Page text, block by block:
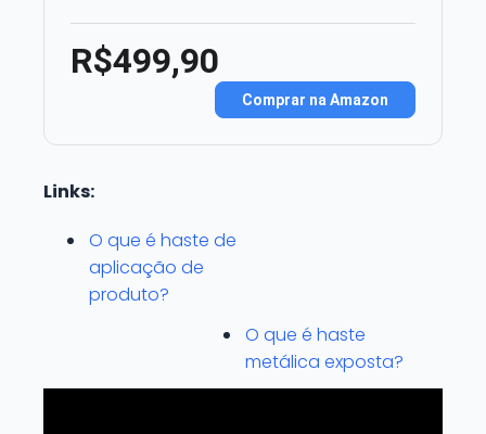
R$499,90
Comprar na Amazon
Links:
O que é haste de
aplicação de
produto?
O que é haste
metálica exposta?